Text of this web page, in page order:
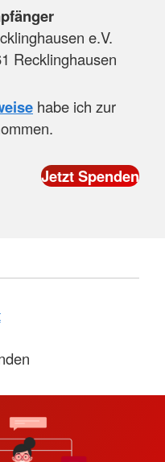
e.V.
Recklinghausen
habe ich zur